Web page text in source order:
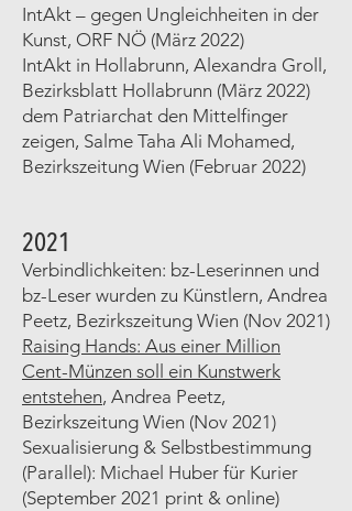
IntAkt – gegen Ungleichheiten in der
Kunst, ORF NÖ (März 2022)
IntAkt in Hollabrunn, Alexandra Groll,
Bezirksblatt Hollabrunn (März 2022)
dem Patriarchat den Mittelfinger
zeigen, Salme Taha Ali Mohamed,
Bezirkszeitung Wien (Februar 2022)
2021
Verbindlichkeiten: bz-Leserinnen und
bz-Leser wurden zu Künstlern, Andrea
Peetz, Bezirkszeitung Wien (Nov 2021)
Raising Hands: Aus einer Million
Cent-Münzen soll ein Kunstwerk
entstehen, Andrea Peetz,
Bezirkszeitung Wien (Nov 2021)
Sexualisierung & Selbstbestimmung
(Parallel): Michael Huber für Kurier
(September 2021 print & online)